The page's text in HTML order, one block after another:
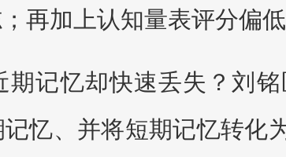
再加上认知量表评分偏
记忆却快速丢失？刘
忆、并将短期记忆转化